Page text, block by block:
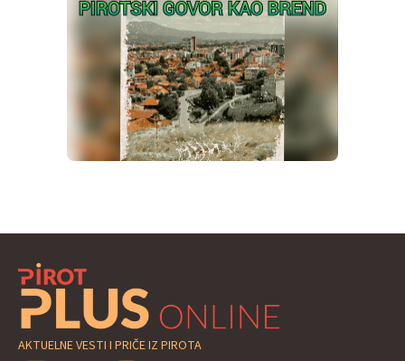
AKTUELNE VESTI I PRIČE IZ PIROTA